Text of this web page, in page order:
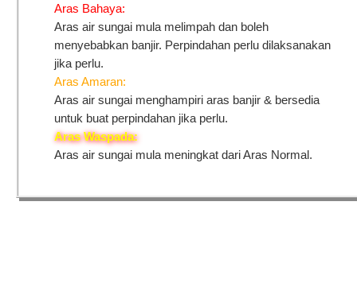
Aras Bahaya:
Aras air sungai mula melimpah dan boleh
menyebabkan banjir. Perpindahan perlu dilaksanakan
jika perlu.
Aras Amaran:
Aras air sungai menghampiri aras banjir & bersedia
untuk buat perpindahan jika perlu.
Aras Waspada:
Aras air sungai mula meningkat dari Aras Normal.